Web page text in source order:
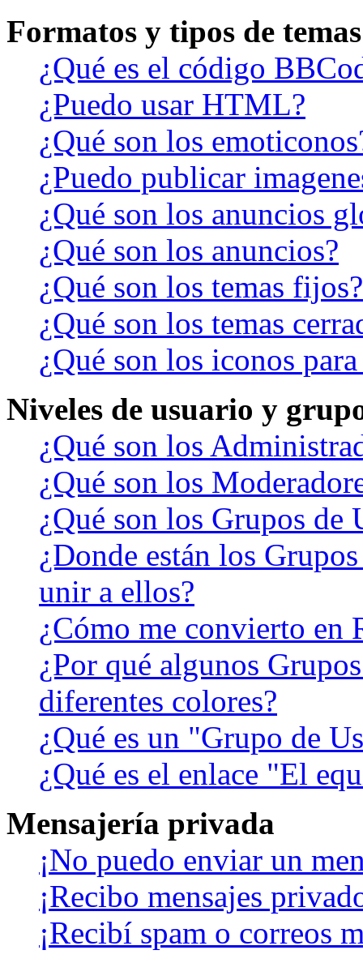
Formatos y tipos de temas
¿Qué es el código
¿Puedo usar HTML?
¿Qué son los
¿Puedo publicar
¿Qué son los anuncios
¿Qué son los anuncios?
¿Qué son los temas fijos?
¿Qué son los temas
¿Qué son los iconos
Niveles de usuario y
¿Qué son los
¿Qué son los
¿Qué son los Grupos de
¿Donde están los
unir a ellos?
¿Cómo me convierto en
¿Por qué algunos
diferentes colores?
¿Qué es un "Grupo de
¿Qué es el enlace "El
Mensajería privada
¡No puedo enviar un
¡Recibo mensajes
¡Recibí spam o correos